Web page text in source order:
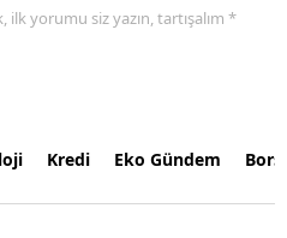
yorumu siz yazın, tartışalım *
Kredi Eko Gündem